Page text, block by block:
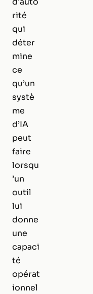
rité
qui
déter
mine
ce
qu’un
systè
me
d’IA
peut
faire
lorsqu
’un
outil
lui
donne
une
capaci
té
opérat
ionnel